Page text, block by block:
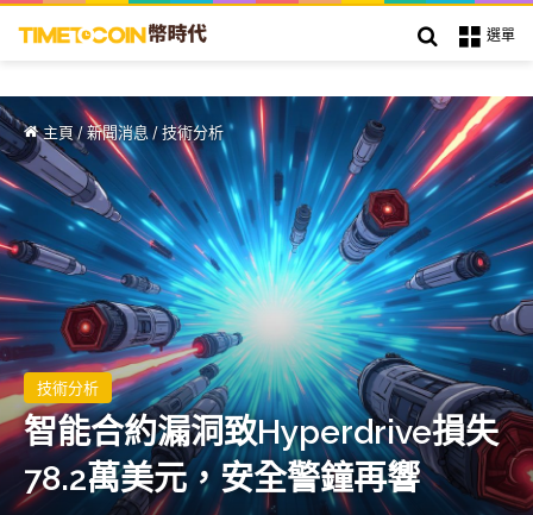
選單
搜索
主頁 /新聞消息 /技術分析
技術分析
智能合約漏洞致Hyperdrive損失
78.2萬美元，安全警鐘再響